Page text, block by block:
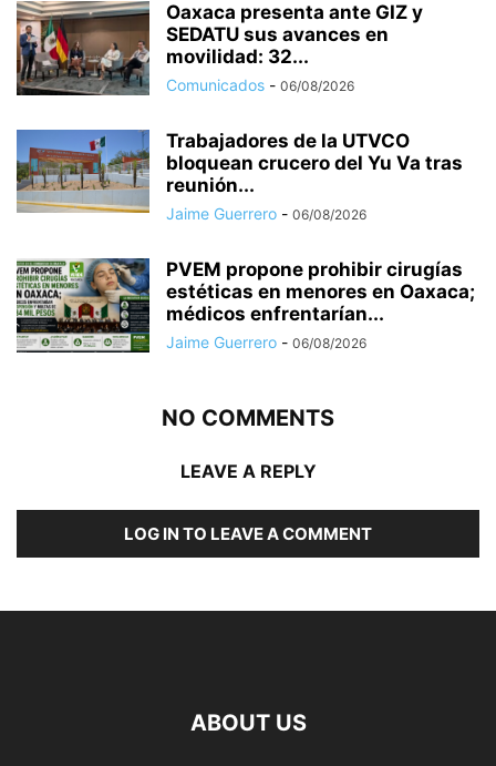
Oaxaca presenta ante GIZ y
SEDATU sus avances en
movilidad: 32...
Comunicados - 06/08/2026
Trabajadores de la UTVCO
bloquean crucero del Yu Va tras
reunión...
Jaime Guerrero - 06/08/2026
PVEM propone prohibir cirugías
estéticas en menores en Oaxaca;
médicos enfrentarían...
Jaime Guerrero - 06/08/2026
NO COMMENTS
LEAVE A REPLY
LOG IN TO LEAVE A COMMENT
ABOUT US